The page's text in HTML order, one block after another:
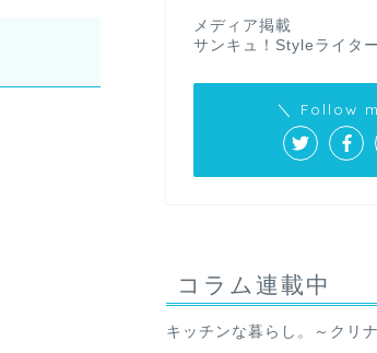
メディア掲載
サンキュ！Styleライター
＼ Follow
コラム連載中
キッチンな暮らし。～クリ